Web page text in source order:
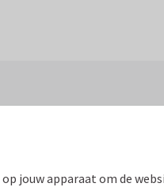
op jouw apparaat om de